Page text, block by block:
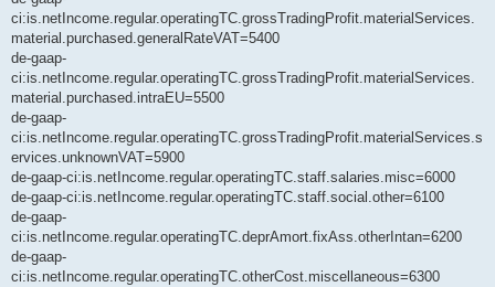
ci:is.netIncome.regular.operatingTC.grossTradingProfit.materialServices.
material.purchased.generalRateVAT=5400
de-gaap-
ci:is.netIncome.regular.operatingTC.grossTradingProfit.materialServices.
material.purchased.intraEU=5500
de-gaap-
ci:is.netIncome.regular.operatingTC.grossTradingProfit.materialServices.s
ervices.unknownVAT=5900
de-gaap-ci:is.netIncome.regular.operatingTC.staff.salaries.misc=6000
de-gaap-ci:is.netIncome.regular.operatingTC.staff.social.other=6100
de-gaap-
ci:is.netIncome.regular.operatingTC.deprAmort.fixAss.otherIntan=6200
de-gaap-
ci:is.netIncome.regular.operatingTC.otherCost.miscellaneous=6300